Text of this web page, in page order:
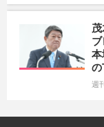
本
の
週